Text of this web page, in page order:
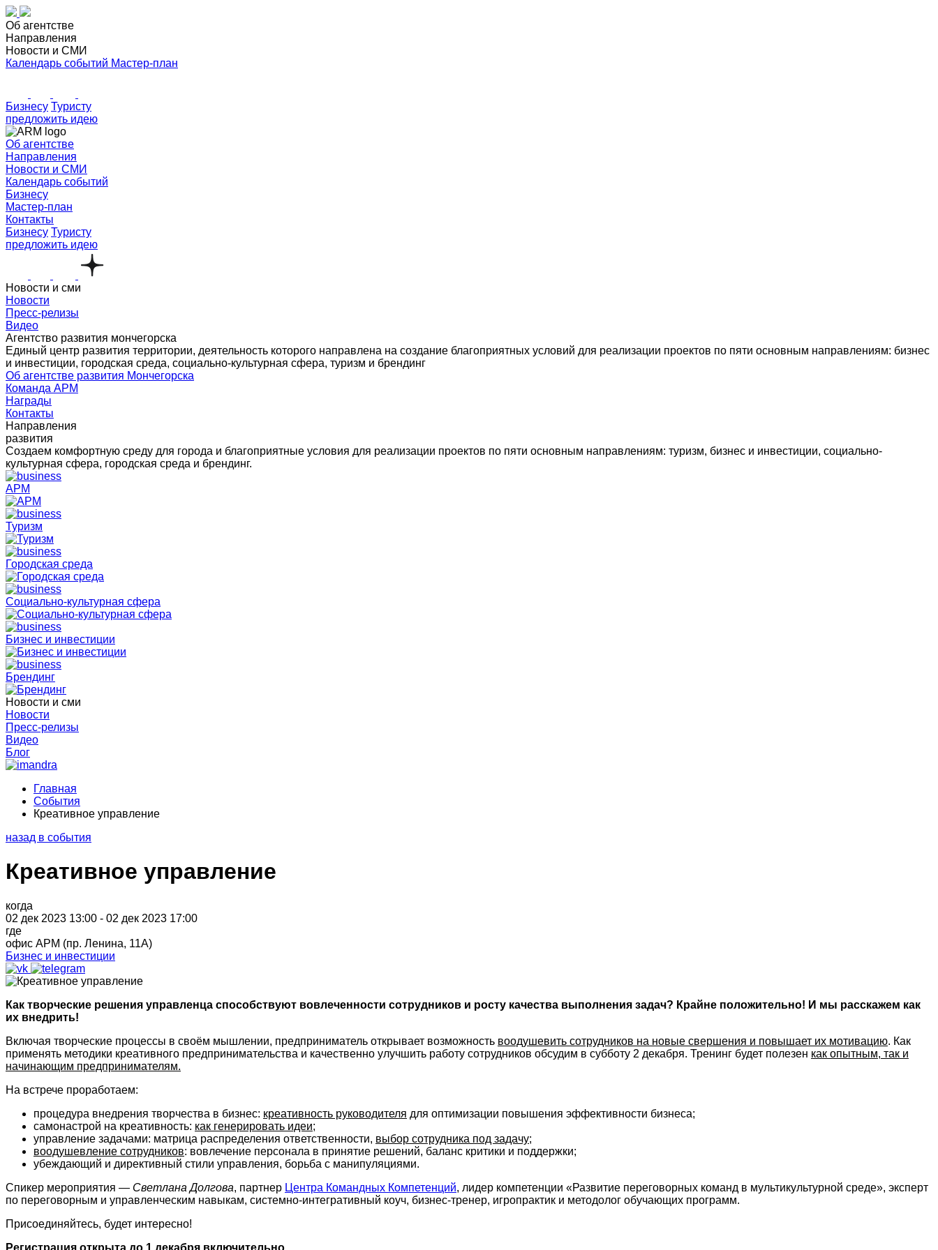
Об агентстве
Направления
Новости и СМИ
Календарь событий Мастер-план
Бизнесу Туристу
предложить идею
Об агентстве
Направления
Новости и СМИ
Календарь событий
Бизнесу
Мастер-план
Контакты
Бизнесу Туристу
предложить идею
Новости и сми
Новости
Пресс-релизы
Видео
Агентство развития мончегорска
Единый центр развития территории, деятельность которого направлена на создание благоприятных условий для реализации проектов по пяти основным направлениям: бизнес
и инвестиции, городская среда, социально-культурная сфера, туризм и брендинг
Об агентстве развития Мончегорска
Команда АРМ
Награды
Контакты
Направления
развития
Создаем комфортную среду для города и благоприятные условия для реализации проектов по пяти основным направлениям: туризм, бизнес и инвестиции, социально-
культурная сфера, городская среда и брендинг.
АРМ
Туризм
Городская среда
Социально-культурная сфера
Бизнес и инвестиции
Брендинг
Новости и сми
Новости
Пресс-релизы
Видео
Блог
Главная
События
Креативное управление
назад в события
Креативное управление
когда
02 дек 2023 13:00 - 02 дек 2023 17:00
где
офис АРМ (пр. Ленина, 11А)
Бизнес и инвестиции
Как творческие решения управленца способствуют вовлеченности сотрудников и росту качества выполнения задач? Крайне положительно! И мы расскажем как
их внедрить!
Включая творческие процессы в своём мышлении, предприниматель открывает возможность воодушевить сотрудников на новые свершения и повышает их мотивацию. Как
применять методики креативного предпринимательства и качественно улучшить работу сотрудников обсудим в субботу 2 декабря. Тренинг будет полезен как опытным, так и
начинающим предпринимателям.
На встрече проработаем:
процедура внедрения творчества в бизнес: креативность руководителя для оптимизации повышения эффективности бизнеса;
самонастрой на креативность: как генерировать идеи;
управление задачами: матрица распределения ответственности, выбор сотрудника под задачу;
воодушевление сотрудников: вовлечение персонала в принятие решений, баланс критики и поддержки;
убеждающий и директивный стили управления, борьба с манипуляциями.
Спикер мероприятия — Светлана Долгова, партнер Центра Командных Компетенций, лидер компетенции «Развитие переговорных команд в мультикультурной среде», эксперт
по переговорным и управленческим навыкам, системно-интегративный коуч, бизнес-тренер, игропрактик и методолог обучающих программ.
Присоединяйтесь, будет интересно!
Регистрация открыта до 1 декабря включительно.